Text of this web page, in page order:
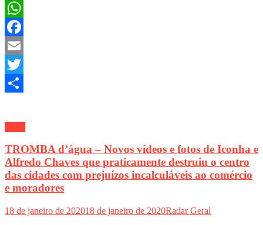
WhatsApp
Facebook
Email
Twitter
TROMBA d’água – Novos vídeos e fotos de Iconha e
Alfredo Chaves que praticamente destruiu o centro
das cidades com prejuízos incalculáveis ao comércio
e moradores
18 de janeiro de 202018 de janeiro de 2020Radar Geral